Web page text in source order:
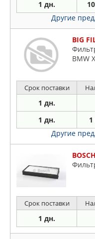
1 дн.
Другие
BIG
BMW
Срок поставки
1 дн.
1 дн.
Другие
Срок поставки
1 дн.